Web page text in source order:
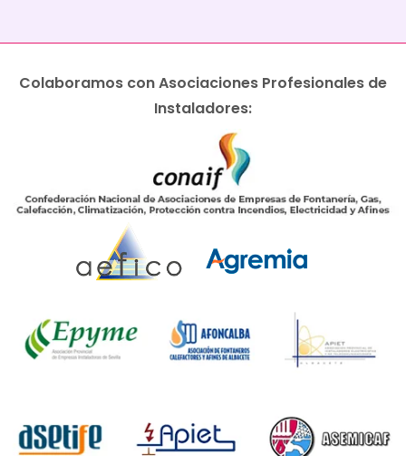
Colaboramos con Asociaciones Profesionales de
Instaladores: